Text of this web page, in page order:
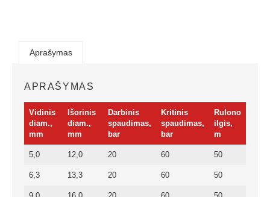
Aprašymas
APRAŠYMAS
Vidinis
diam.,
mm
Išorinis
diam.,
mm
Darbinis
spaudimas,
bar
Kritinis
spaudimas,
bar
Rulono
ilgis,
m
5,0 12,0 20 60 50
6,3 13,3 20 60 50